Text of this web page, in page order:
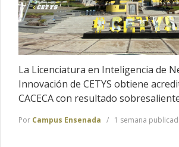
La Licenciatura en Inteligencia de
Innovación de CETYS obtiene
CACECA con resultado
Por Campus Ensenada 1 semana